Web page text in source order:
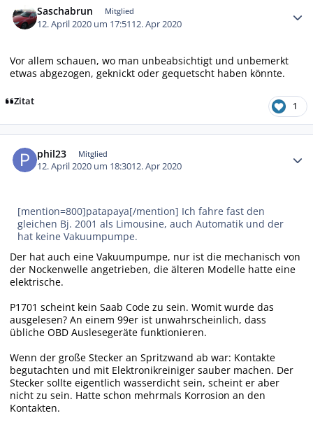
Saschabrun Mitglied
12. April 2020 um 17:5112. Apr 2020
Vor allem schauen, wo man unbeabsichtigt und unbemerkt
etwas abgezogen, geknickt oder gequetscht haben könnte.
Zitat 1
phil23 Mitglied
12. April 2020 um 18:3012. Apr 2020
[mention=800]patapaya[/mention] Ich fahre fast den
gleichen Bj. 2001 als Limousine, auch Automatik und der
hat keine Vakuumpumpe.
Der hat auch eine Vakuumpumpe, nur ist die mechanisch von
der Nockenwelle angetrieben, die älteren Modelle hatte eine
elektrische.
P1701 scheint kein Saab Code zu sein. Womit wurde das
ausgelesen? An einem 99er ist unwahrscheinlich, dass
übliche OBD Auslesegeräte funktionieren.
Wenn der große Stecker an Spritzwand ab war: Kontakte
begutachten und mit Elektronikreiniger sauber machen. Der
Stecker sollte eigentlich wasserdicht sein, scheint er aber
nicht zu sein. Hatte schon mehrmals Korrosion an den
Kontakten.